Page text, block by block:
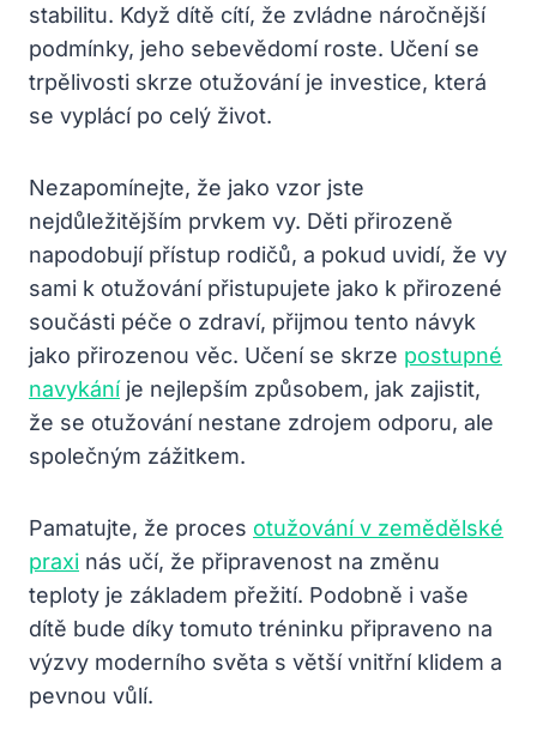
stabilitu. Když dítě cítí, že zvládne náročnější
podmínky, jeho sebevědomí roste. Učení se
trpělivosti skrze otužování je investice, která
se vyplácí po celý život.
Nezapomínejte, že jako vzor jste
nejdůležitějším prvkem vy. Děti přirozeně
napodobují přístup rodičů, a pokud uvidí, že vy
sami k otužování přistupujete jako k přirozené
součásti péče o zdraví, přijmou tento návyk
jako přirozenou věc. Učení se skrze postupné
navykáníje nejlepším způsobem, jak zajistit,
že se otužování nestane zdrojem odporu, ale
společným zážitkem.
Pamatujte, že proces otužování v zemědělské
praxi nás učí, že připravenost na změnu
teploty je základem přežití. Podobně i vaše
dítě bude díky tomuto tréninku připraveno na
výzvy moderního světa s větší vnitřní klidem a
pevnou vůlí.